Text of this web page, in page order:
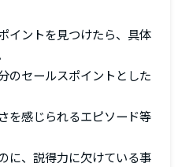
イントを見つけたら、具体
のセールスポイントとした
を感じられるエピソード等
に、説得力に欠けている事